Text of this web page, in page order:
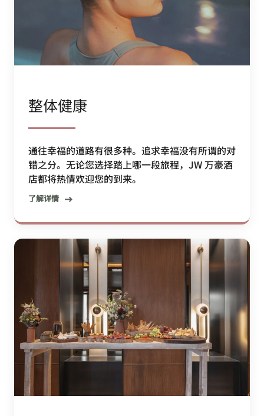
整体健康
通往幸福的道路有很多种。追求幸福没有所谓的对
错之分。无论您选择踏上哪一段旅程，JW 万豪酒
店都将热情欢迎您的到来。
了解详情